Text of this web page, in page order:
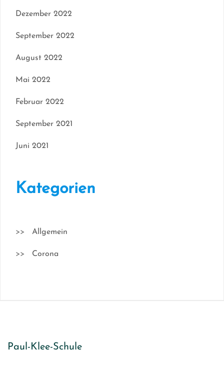
Dezember 2022
September 2022
August 2022
Mai 2022
Februar 2022
September 2021
Juni 2021
Kategorien
Allgemein
Corona
Paul-Klee-Schule